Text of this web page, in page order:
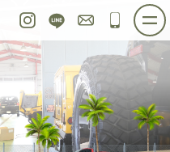
Instagram
LINE お問い合わせ
048-
ご購入プラン
買取＆オーダー
会社概要